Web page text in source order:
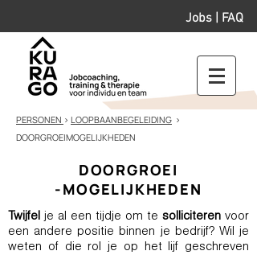
Jobs | FAQ
PERSONEN > LOOPBAANBEGELEIDING >
DOORGROEIMOGELIJKHEDEN
Twijfel je al een tijdje om te solliciteren voor
een andere positie binnen je bedrijf? Wil je
weten of die rol je op het lijf geschreven
DOORGROEI
-MOGELIJKHEDEN